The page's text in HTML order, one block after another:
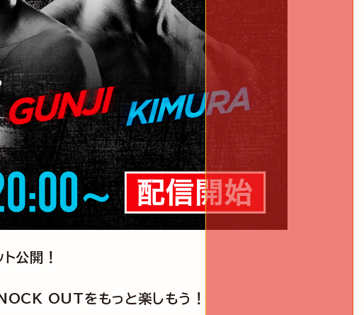
公開！
OUTをもっと楽しもう！